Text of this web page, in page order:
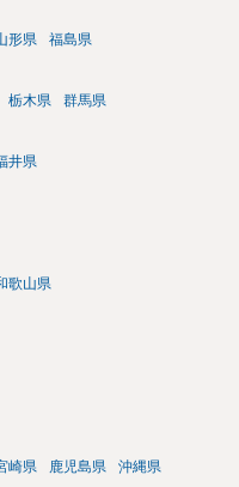
形県 福島県
栃木県 群馬県
井県
歌山県
崎県 鹿児島県 沖縄県